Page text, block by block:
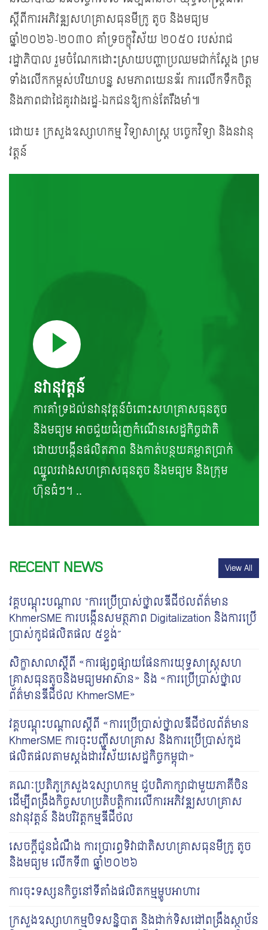
ស្តីពីការអភិវឌ្ឍសហគ្រាសធុនមីក្រូ តូច និងមធ្យម
ឆ្នាំ២០២៦-២០៣០ គាំទ្រចក្ខុវិស័យ ២០៥០ របស់រាជ
រដ្ឋាភិបាល រួមចំណែកដោះស្រាយបញ្ហាប្រឈមជាក់ស្តែង ព្រម
ទាំងលើកកម្ពស់បរិយាបន្ន សមភាពយេនឌ័រ ការលើកទឹកចិត្ត
និងភាពជាដៃគូរវាងរដ្ឋ-ឯកជនឱ្យកាន់តែរឹងមាំ៕
ដោយ៖ ក្រសួងឧស្សាហកម្ម វិទ្យាសាស្ត្រ បច្ចេកវិទ្យា និងនវានុ
វត្តន៍
នវានុវត្តន៍
ការគាំទ្រដល់នវានុវត្តន៍ចំពោះសហគ្រាសធុនតូច
និងមធ្យម អាចជួយជំរុញកំណើនសេដ្ឋកិច្ចជាតិ
ដោយបង្កើនផលិតភាព និងកាត់បន្ថយគម្លាតប្រាក់
ឈ្នួលរវាងសហគ្រាសធុនតូច និងមធ្យម និងក្រុម
ហ៊ុនធំៗ។ ..
RECENT NEWS View All
វគ្គបណ្តុះបណ្តាល “ការប្រើប្រាស់ថ្នាលឌីជីថលព័ត៌មាន
KhmerSME ការបង្កើនសមត្ថភាព Digitalization និងការប្រើ
ប្រាស់កូដផលិតផល ៥ខ្ទង់”
សិក្ខាសាលាស្តីពី «ការផ្សព្វផ្សាយផែនការយុទ្ធសាស្រ្តសហ
គ្រាសធុនតូចនិងមធ្យមអាស៊ាន» និង «ការប្រើប្រាស់ថ្នាល
ព័ត៌មានឌីជីថល KhmerSME»
វគ្គបណ្តុះបណ្តាលស្តីពី «ការប្រើប្រាស់ថ្នាលឌីជីថលព័ត៌មាន
KhmerSME ការចុះបញ្ជីសហគ្រាស និងការប្រើប្រាស់កូដ
ផលិតផលតាមស្តង់ដារវិស័យសេដ្ឋកិច្ចកម្ពុជា»
គណៈប្រតិភូក្រសួងឧស្សាហកម្ម ជួបពិភាក្សាជាមួយភាគីចិន
ដើម្បីពង្រឹងកិច្ចសហប្រតិបត្តិការលើការអភិវឌ្ឍសហគ្រាស
នវានុវត្តន៍ និងបរិវត្តកម្មឌីជីថល
សេចក្តីជូនដំណឹង ការប្រារព្ធទិវាជាតិសហគ្រាសធុនមីក្រូ តូច
និងមធ្យម លើកទី៣ ឆ្នាំ២០២៦
ការចុះទស្សនកិច្ចនៅទីតាំងផលិតកម្មម្ហូបអាហារ
ក្រសួងឧស្សាហកម្មបិទសន្និបាត និងដាក់ទិសដៅពង្រឹងស្ថាប័ន